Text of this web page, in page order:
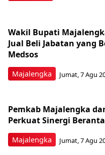
Majalengka
Wakil Bupati
Jual Beli Jabatan yang
Medsos
Jumat, 7 Agu
Majalengka
Pemkab Majalengka
Perkuat Sinergi
Jumat, 7 Agu